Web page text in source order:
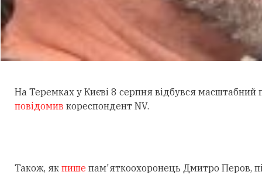
На Теремках у Києві 8 серпня відбувся масштабний
повідомив кореспондент NV.
Також, як пише пам'яткоохоронець Дмитро Перов,